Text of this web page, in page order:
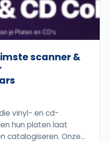
scanner &
vinyl- en cd-
hun platen laat
catalogiseren. Onze...